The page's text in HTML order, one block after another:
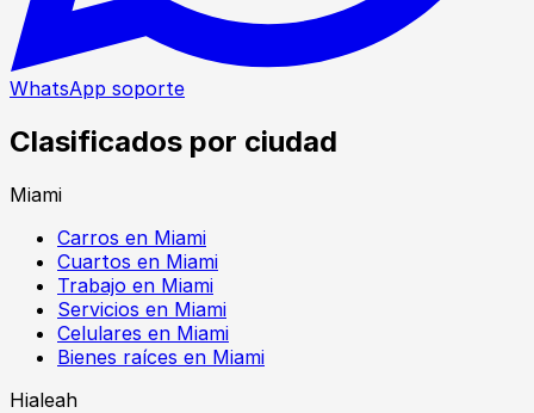
WhatsApp soporte
Clasificados por ciudad
Miami
Carros en Miami
Cuartos en Miami
Trabajo en Miami
Servicios en Miami
Celulares en Miami
Bienes raíces en Miami
Hialeah